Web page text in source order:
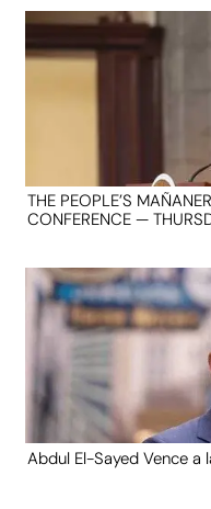
THE PEOPLE’S
CONFERENCE —
Abdul El-Sayed Vence a